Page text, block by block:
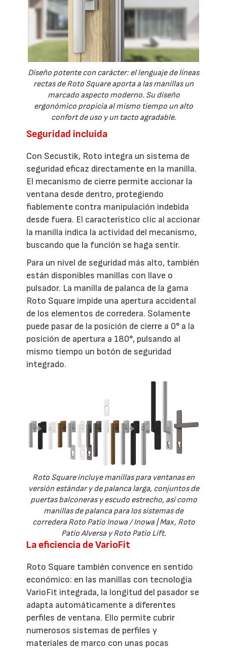
Diseño potente con carácter: el lenguaje de líneas
rectas de Roto Square aporta a las manillas un
marcado aspecto moderno. Su diseño
ergonómico propicia al mismo tiempo un alto
confort de uso y un tacto agradable.
Seguridad incluida
Con Secustik, Roto integra un sistema de
seguridad eficaz directamente en la manilla.
El mecanismo de cierre permite accionar la
ventana desde dentro, protegiendo
fiablemente contra manipulación indebida
desde fuera. El característico clic al accionar
la manilla indica la actividad del mecanismo,
buscando que la función se haga sentir.
Para un nivel de seguridad más alto, también
están disponibles manillas con llave o
pulsador. La manilla de palanca de la gama
Roto Square impide una apertura accidental
de los elementos de corredera. Solamente
puede pasar de la posición de cierre a 0° a la
posición de apertura a 180°, pulsando al
mismo tiempo un botón de seguridad
integrado.
Roto Square incluye manillas para ventanas en
versión estándar y de palanca larga, conjuntos de
puertas balconeras y escudo estrecho, así como
manillas de palanca para los sistemas de
corredera Roto Patio Inowa / Inowa | Max, Roto
Patio Alversa y Roto Patio Lift.
La eficiencia de VarioFit
Roto Square también convence en sentido
económico: en las manillas con tecnología
VarioFit integrada, la longitud del pasador se
adapta automáticamente a diferentes
perfiles de ventana. Ello permite cubrir
numerosos sistemas de perfiles y
materiales de marco con unas pocas